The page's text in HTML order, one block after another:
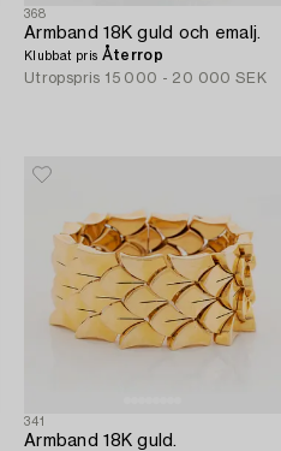
368
Armband 18K guld och emalj.
Klubbat pris Återrop
Utropspris 15 000 - 20 000 SEK
341
Armband 18K guld.